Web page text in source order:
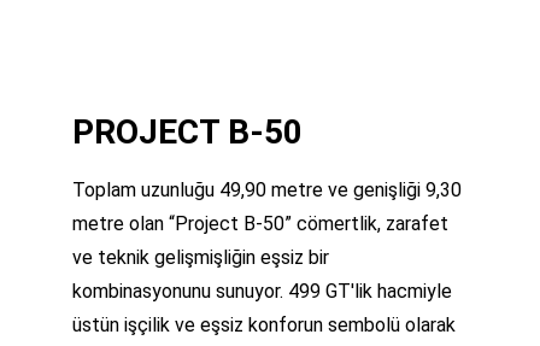
PROJECT B-50
Toplam uzunluğu 49,90 metre ve genişliği 9,30
metre olan “Project B-50” cömertlik, zarafet
ve teknik gelişmişliğin eşsiz bir
kombinasyonunu sunuyor. 499 GT'lik hacmiyle
üstün işçilik ve eşsiz konforun sembolü olarak